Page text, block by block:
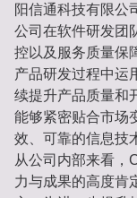
阳信通科技有限公
公司在软件研发团
控以及服务质量保
产品研发过程中运
续提升产品质量和
能够紧密贴合市场
效、可靠的信息技
从公司内部来看，
力与成果的高度肯